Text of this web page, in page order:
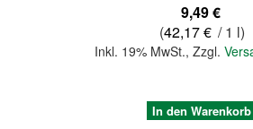
9,49 €
(42,17 € / 1 l)
Inkl. 19% MwSt., Zzgl.
In den Warenkorb